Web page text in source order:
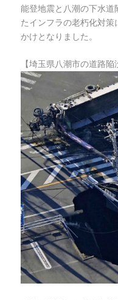
能登地震と八潮の下水道
たインフラの老朽化対策
かけとなりました。
【埼玉県八潮市の道路陥